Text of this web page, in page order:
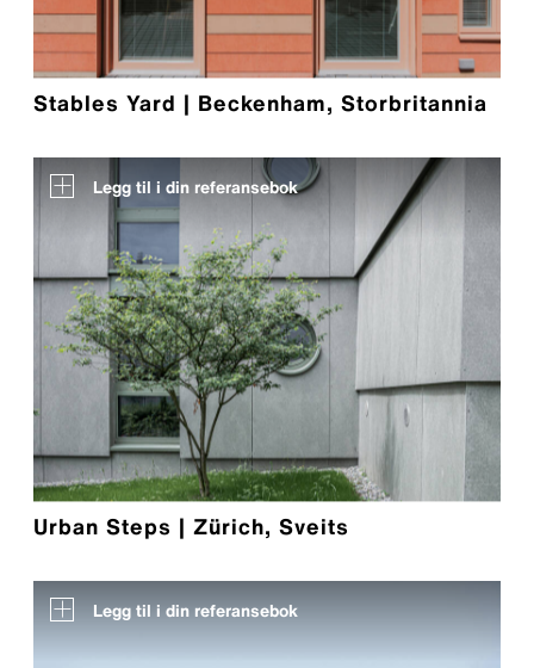
Stables Yard | Beckenham, Storbritannia
Legg til i din referansebok
Urban Steps | Zürich, Sveits
Legg til i din referansebok